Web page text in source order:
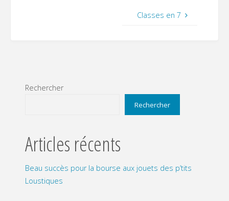
Classes en 7
Rechercher
Rechercher
Articles récents
Beau succès pour la bourse aux jouets des p’tits
Loustiques